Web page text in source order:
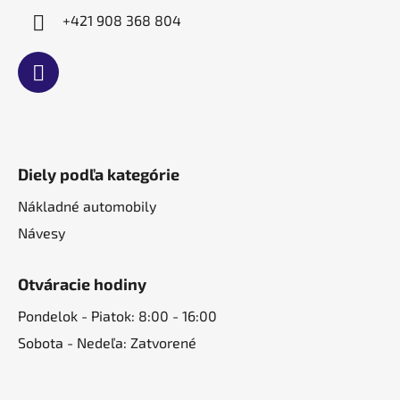
+421 908 368 804
Diely podľa kategórie
Nákladné automobily
Návesy
Otváracie hodiny
Pondelok - Piatok: 8:00 - 16:00
Sobota - Nedeľa: Zatvorené